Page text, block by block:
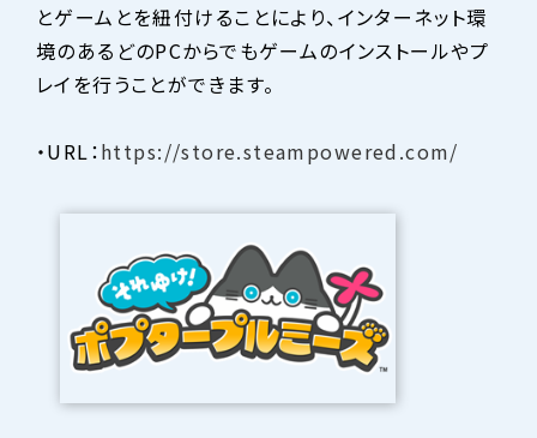
とゲームとを紐付けることにより、インターネット環
境のあるどのPCからでもゲームのインストールやプ
レイを行うことができます。
・URL：https://store.steampowered.com/